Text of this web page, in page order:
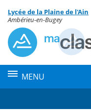
Menu de la rubrique
Contenu
Lycée de la Plaine de l'Ain
Ambérieu-en-Bugey
MENU